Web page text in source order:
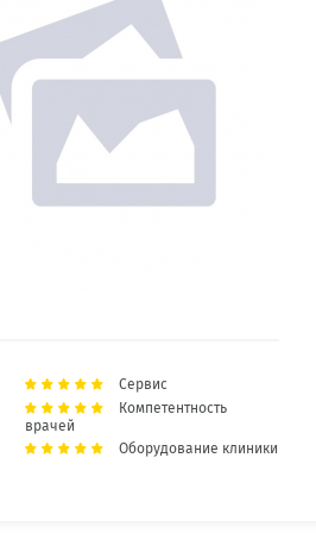
Сервис
Компетентность
врачей
Оборудование клиники